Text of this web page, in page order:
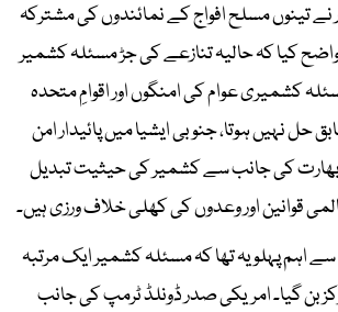
تینوں مسلح افواج کے نمائندوں کی مشترکہ
کیا کہ حالیہ تنازعے کی جڑ مسئلہ کشمیر
کشمیری عوام کی امنگوں اور اقوامِ متحدہ
حل نہیں ہوتا، جنوبی ایشیا میں پائیدار امن
بھارت کی جانب سے کشمیر کی حیثیت تبدیل
قوانین اور وعدوں کی کھلی خلاف ورزی ہیں۔
پہلو یہ تھا کہ مسئلہ کشمیر ایک مرتبہ
بن گیا۔ امریکی صدر ڈونلڈ ٹرمپ کی جانب